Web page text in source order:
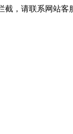
，请联系网站客